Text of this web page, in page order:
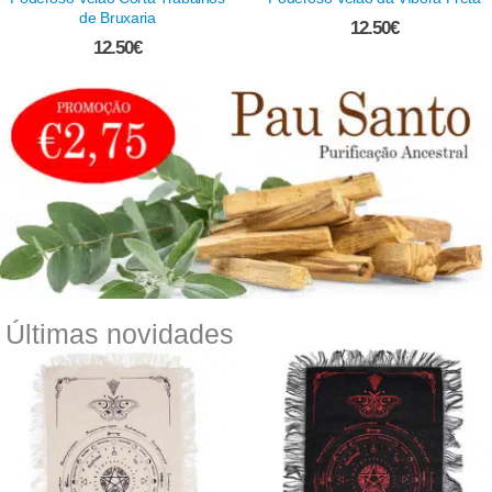
de Bruxaria
12.50€
12.50€
Últimas novidades